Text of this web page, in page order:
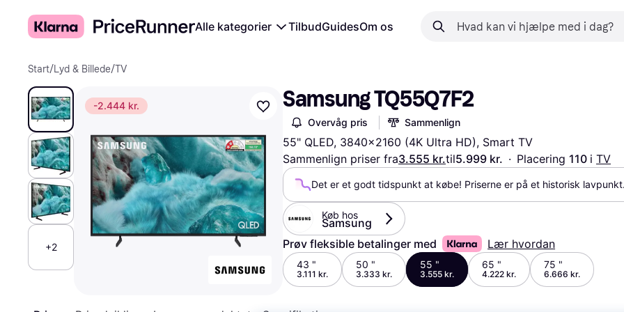
Alle kategorier TilbudGuidesOm os
Start/Lyd & Billede/TV
-2.444 kr.
+2
Samsung TQ55Q7F2
Overvåg pris Sammenlign
55" QLED, 3840x2160 (4K Ultra HD), Smart TV
Sammenlign priser fra3.555 kr.til5.999 kr. · Placering 110 i TV
Det er et godt tidspunkt at købe! Priserne er på et historisk lavpunkt.
Køb hos
Samsung
Prøv fleksible betalinger med
Lær hvordan
43 "
3.111 kr.
50 "
3.333 kr.
55 "
3.555 kr.
65 "
4.222 kr.
75 "
6.666 kr.